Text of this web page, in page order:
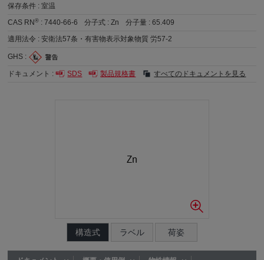
保存条件 :室温
CAS RN® :7440-66-6 分子式 :Zn 分子量 :65.409
適用法令 :安衛法57条・有害物表示対象物質 労57-2
GHS :
ドキュメント : SDS 製品規格書 すべてのドキュメントを見る
構造式 ラベル 荷姿